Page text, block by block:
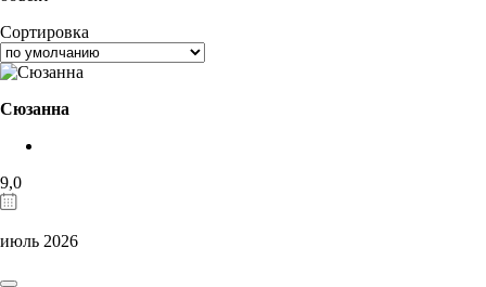
Сортировка
Сюзанна
9,0
июль 2026